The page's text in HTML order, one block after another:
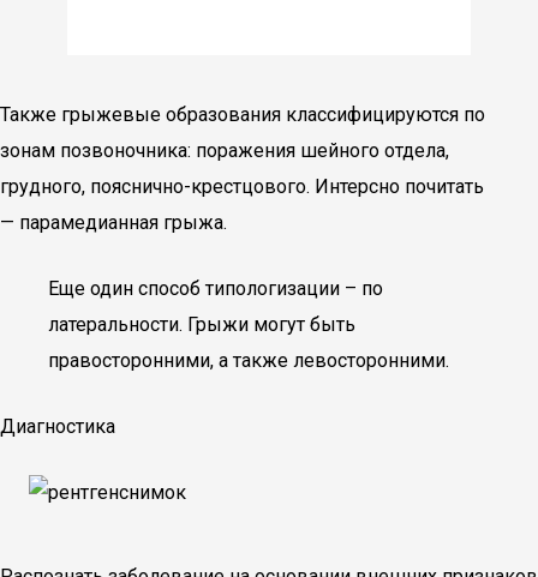
Также грыжевые образования классифицируются по
зонам позвоночника: поражения шейного отдела,
грудного, пояснично-крестцового. Интерсно почитать
— парамедианная грыжа.
Еще один способ типологизации – по
латеральности. Грыжи могут быть
правосторонними, а также левосторонними.
Диагностика